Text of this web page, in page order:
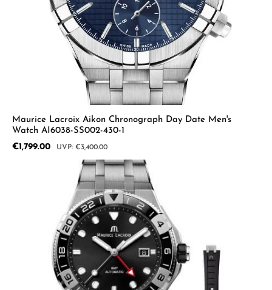
Maurice Lacroix Aikon Chronograph Day Date Men's
Watch AI6038-SS002-430-1
Sale price:
€1,799.00 Regular price:
€3,400.00